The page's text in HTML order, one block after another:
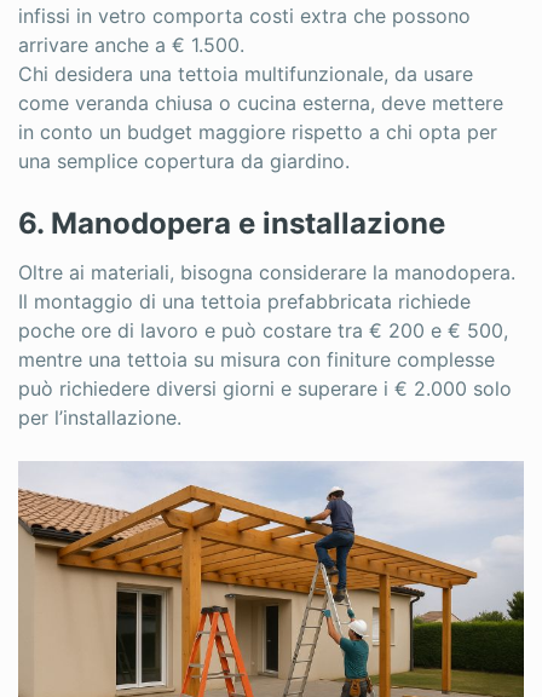
infissi in vetro comporta costi extra che possono
arrivare anche a € 1.500.
Chi desidera una tettoia multifunzionale, da usare
come veranda chiusa o cucina esterna, deve mettere
in conto un budget maggiore rispetto a chi opta per
una semplice copertura da giardino.
6. Manodopera e installazione
Oltre ai materiali, bisogna considerare la manodopera.
Il montaggio di una tettoia prefabbricata richiede
poche ore di lavoro e può costare tra € 200 e € 500,
mentre una tettoia su misura con finiture complesse
può richiedere diversi giorni e superare i € 2.000 solo
per l’installazione.